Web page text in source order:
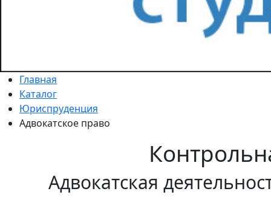
Главная
Каталог
Юриспруденция
Адвокатское право
Адвокатская